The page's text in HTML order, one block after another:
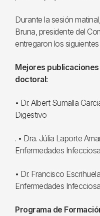
Durante la sesión
Bruna, presidente del
entregaron los
Mejores
doctoral:
• Dr. Albert Sumalla
Digestivo
. • Dra. Júlia Laporte
Enfermedades
• Dr. Francisco
Enfermedades
Programa de